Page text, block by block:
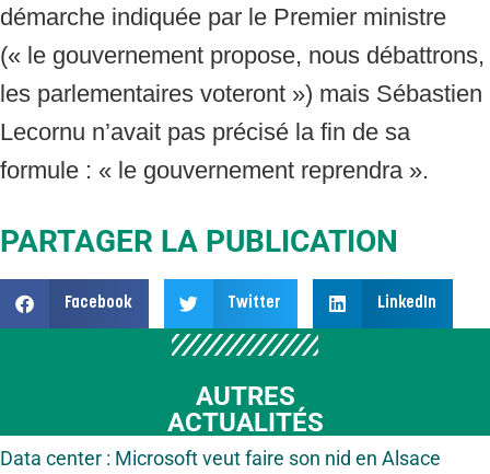
démarche indiquée par le Premier ministre
(« le gouvernement propose, nous débattrons,
les parlementaires voteront ») mais Sébastien
Lecornu n’avait pas précisé la fin de sa
formule : « le gouvernement reprendra ».
PARTAGER LA PUBLICATION
Facebook Twitter LinkedIn
AUTRES
ACTUALITÉS
Data center : Microsoft veut faire son nid en Alsace